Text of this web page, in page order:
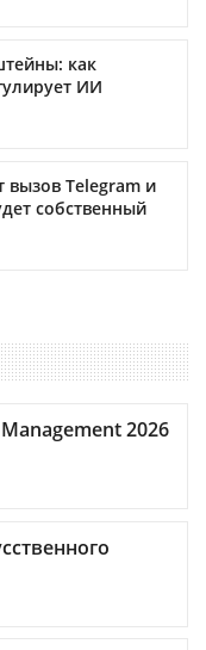
как
ИИ
вызов Telegram и
собственный
2026